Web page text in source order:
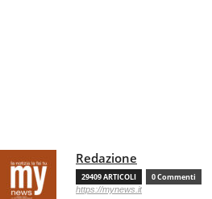
Redazione
29409 ARTICOLI 0 Commenti
https://mynews.it